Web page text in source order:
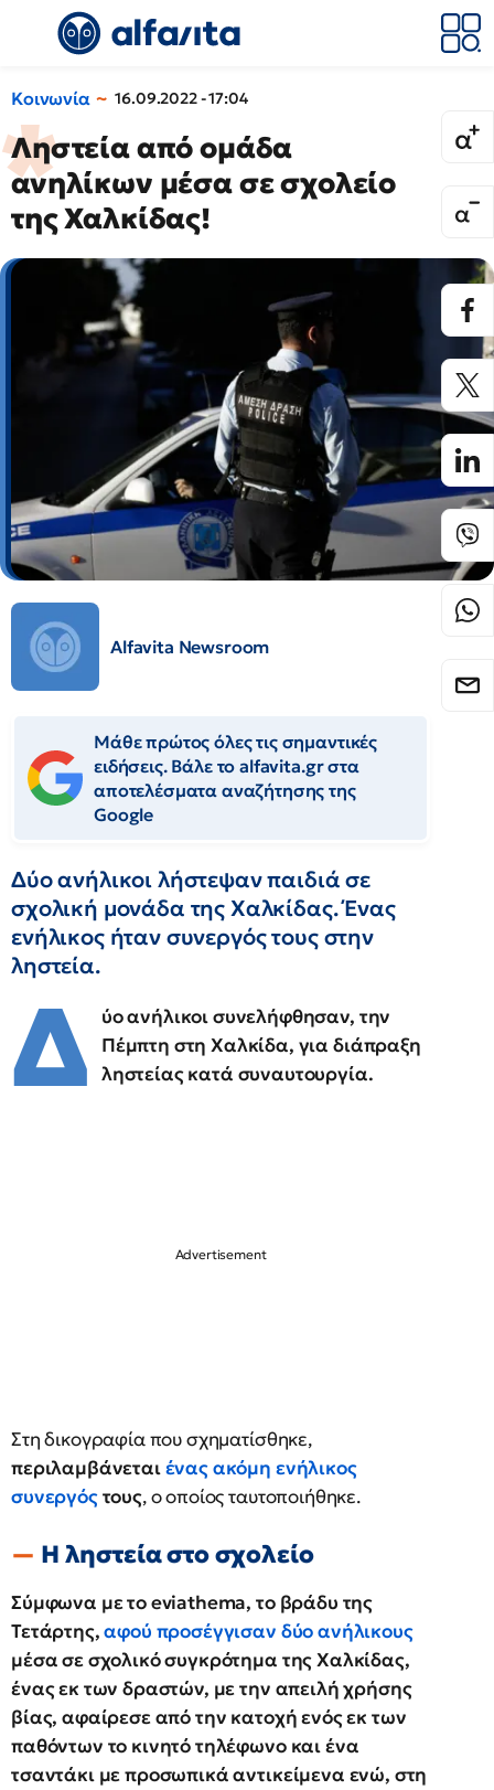
Κοινωνία 16.09.2022 - 17:04
Ληστεία από ομάδα
ανηλίκων μέσα σε σχολείο
της Χαλκίδας!
Alfavita Newsroom
Μάθε πρώτος όλες τις σημαντικές
ειδήσεις. Βάλε το alfavita.gr στα
αποτελέσματα αναζήτησης της
Google
Δύο ανήλικοι λήστεψαν παιδιά σε
σχολική μονάδα της Χαλκίδας. Ένας
ενήλικος ήταν συνεργός τους στην
ληστεία.
Δ
ύο ανήλικοι συνελήφθησαν, την
Πέμπτη στη Χαλκίδα, για διάπραξη
ληστείας κατά συναυτουργία.
Στη δικογραφία που σχηματίσθηκε,
περιλαμβάνεταιένας ακόμη ενήλικος
συνεργόςτους, ο οποίος ταυτοποιήθηκε.
Η ληστεία στο σχολείο
Σύμφωνα με το eviathema, το βράδυ της
Τετάρτης,αφού προσέγγισαν δύο ανήλικους
μέσα σε σχολικό συγκρότημα της Χαλκίδας,
ένας εκ των δραστών, με την απειλή χρήσης
βίας, αφαίρεσε από την κατοχή ενός εκ των
παθόντων το κινητό τηλέφωνο και ένα
τσαντάκι με προσωπικά αντικείμενα ενώ, στη